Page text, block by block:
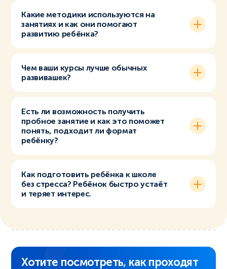
Какие методики используются на
занятиях и как они помогают
развитию ребёнка?
Чем ваши курсы лучше обычных
развивашек?
Есть ли возможность получить
пробное занятие и как это поможет
понять, подходит ли формат
ребёнку?
Как подготовить ребёнка к школе
без стресса? Ребёнок быстро устаёт
и теряет интерес.
Хотите посмотреть, как проходят